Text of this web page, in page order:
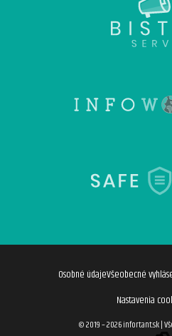
Osobné údajeVšeobecné
Nastavenia
© 2019 – 2026 infortant.sk|